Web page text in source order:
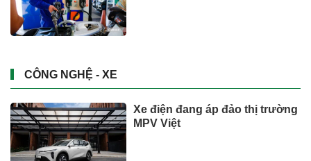
CÔNG NGHỆ - XE
Xe điện đang áp đảo thị trường
MPV Việt